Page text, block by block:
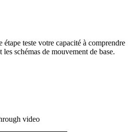
étape teste votre capacité à comprendre
schémas de mouvement de base.
video